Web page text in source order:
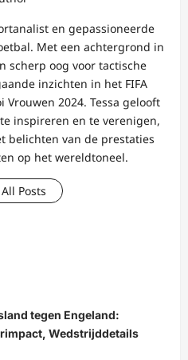
en gepassioneerde
Met een achtergrond in
scherp oog voor tactische
inzichten in het FIFA
2024. Tessa gelooft
inspireren en te verenigen,
belichten van de prestaties
op het wereldtoneel.
Posts
tegen Engeland:
Wedstrijddetails